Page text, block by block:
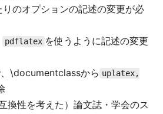
りのオプションの記述の変更が必
pdflatex を使うように記述の変更
\documentclassから uplatex,
換性を考えた）論文誌・学会のス